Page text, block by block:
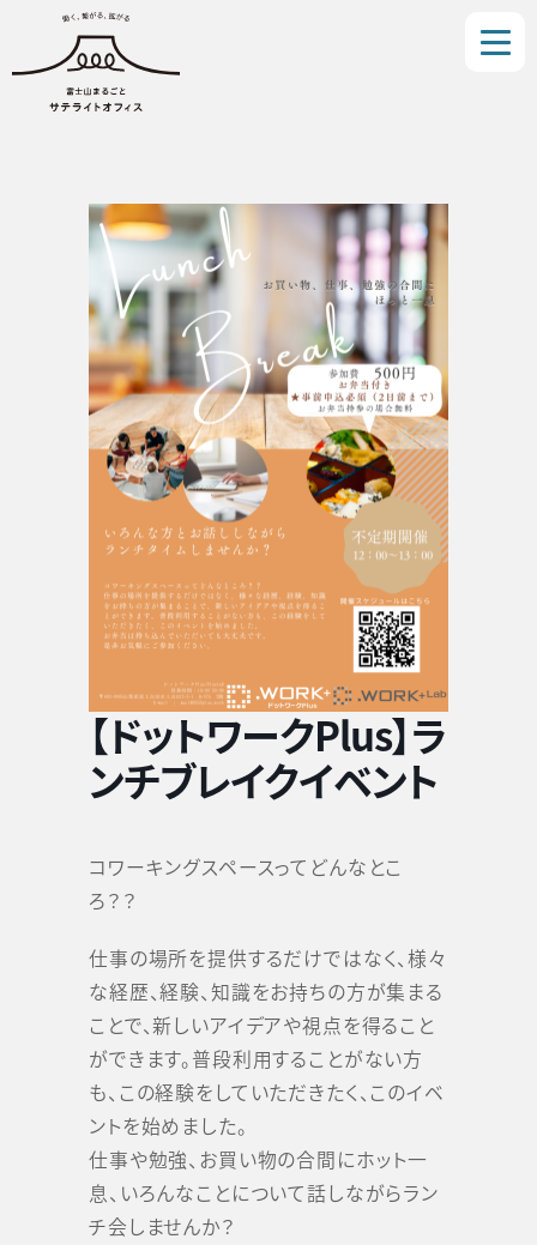
【ドットワークPlus】ラ
ンチブレイクイベント
コワーキングスペースってどんなとこ
ろ？？
仕事の場所を提供するだけではなく、様々
な経歴、経験、知識をお持ちの方が集まる
ことで、新しいアイデアや視点を得ること
ができます。普段利用することがない方
も、この経験をしていただきたく、このイベ
ントを始めました。
仕事や勉強、お買い物の合間にホット一
息、いろんなことについて話しながらラン
チ会しませんか？